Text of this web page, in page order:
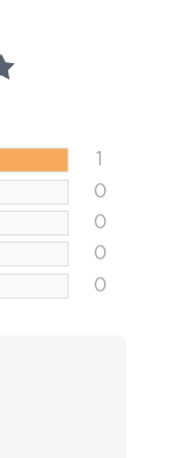
1
0
0
0
0